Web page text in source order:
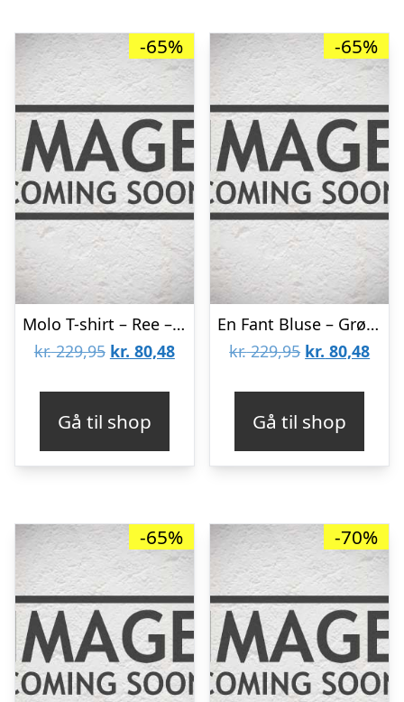
-65%
Molo T-shirt – Ree – Pearls
kr.229,95 Den
kr. 229,95.
kr. 80,48Den
kr. 80,48.
Gå til shop
-65%
En Fant Bluse – Grøn m. Sky
kr.229,95 Den
kr. 229,95.
kr. 80,48Den
kr.
Gå til shop
-65% -70%